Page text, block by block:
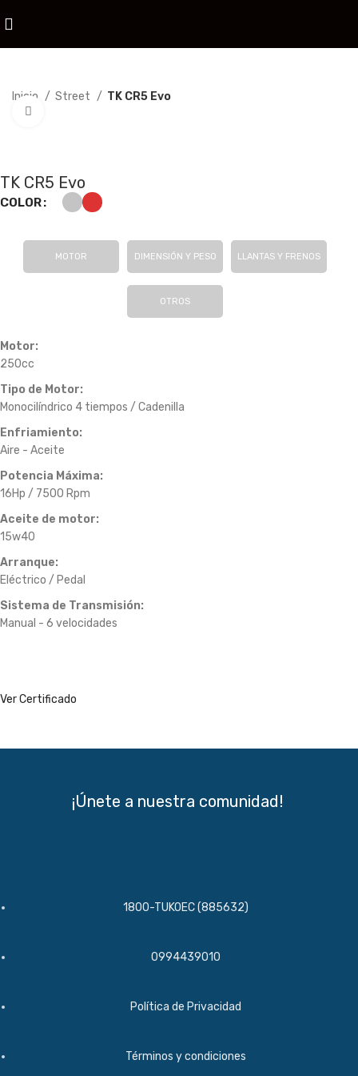
Inicio Street TK CR5 Evo
TK CR5 Evo
COLOR
MOTOR DIMENSIÓN Y PESO LLANTAS Y FRENOS
OTROS
Motor:
250cc
Tipo de Motor:
Monocilíndrico 4 tiempos / Cadenilla
Enfriamiento:
Aire - Aceite
Potencia Máxima:
16Hp / 7500 Rpm
Aceite de motor:
15w40
Arranque:
Eléctrico / Pedal
Sistema de Transmisión:
Manual - 6 velocidades
Ver Certificado
¡Únete a nuestra comunidad!
1800-TUKOEC (885632)​
0994439010​
Política de Privacidad​
Términos y condiciones​